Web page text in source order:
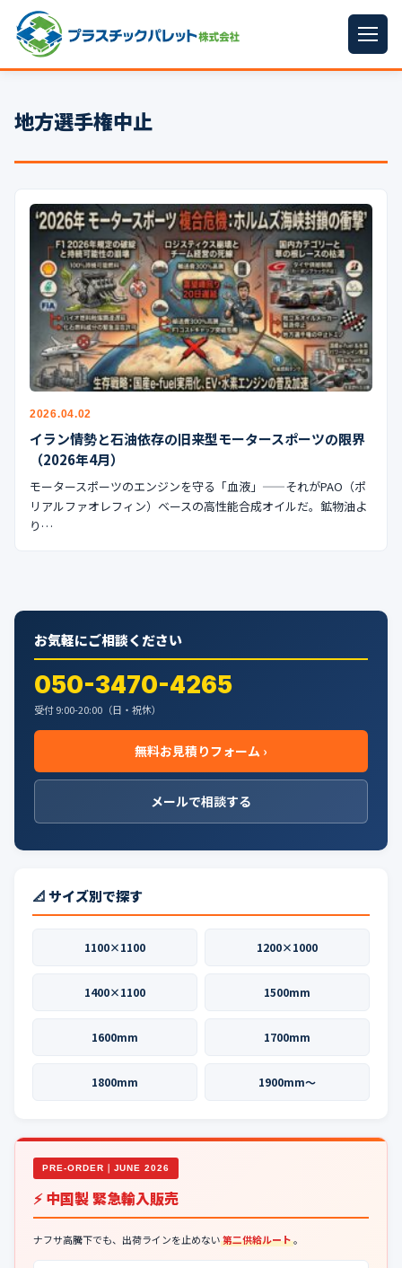
パレットサイズ
プラパレット ▼
コンテナ ▼
中古パレット
再生原料
梱包資材
イラン情勢まとめ
公式ブログ
会社案内
🇺🇸🇰🇷🇹🇼🇻🇳
地方選手権中止
2026.04.02
イラン情勢と石油依存の旧来型モータースポーツの限界
（2026年4月）
モータースポーツのエンジンを守る「血液」——それがPAO（ポ
リアルファオレフィン）ベースの高性能合成オイルだ。鉱物油よ
り…
お気軽にご相談ください
050-3470-4265
受付 9:00-20:00（日・祝休）
無料お見積りフォーム ›
メールで相談する
📐 サイズ別で探す
1100×1100 1200×1000
1400×1100 1500mm
1600mm 1700mm
1800mm 1900mm〜
PRE-ORDER｜JUNE 2026
⚡ 中国製 緊急輸入販売
ナフサ高騰下でも、出荷ラインを止めない第二供給ルート。